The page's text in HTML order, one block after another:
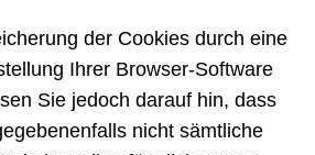
der Cookies durch eine
Ihrer Browser-Software
Sie jedoch darauf hin, dass
nicht sämtliche